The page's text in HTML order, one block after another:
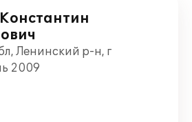
Ленинский р-н, г
2009